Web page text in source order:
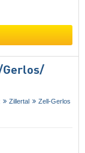
Zillertal Zell-Gerlos